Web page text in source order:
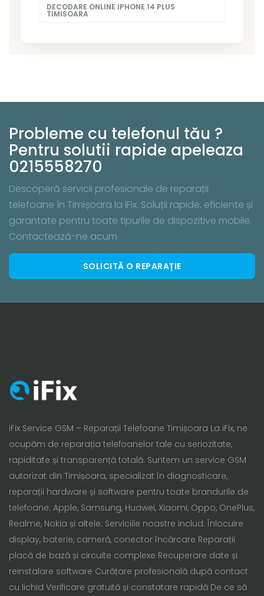
DECODARE ONLINE IPHONE 14 PLUS
TIMISOARA
Probleme cu telefonul tău ?
Pentru solutii rapide apeleaza
0215558270
Descoperă servicii profesionale de reparații
telefoane în Timișoara la iFix. Soluții rapide, eficiente și
garantate pentru toate tipurile de dispozitive mobile.
Contactează-ne acum
SOLICITĂ O REPARAȚIE
iFix Service GSM – Reparații Telefoane Timișoara La iFix, ne
ocupăm de reparația telefoanelor tale cu seriozitate,
rapiditate și transparență totală. Suntem un service GSM
autorizat din Timișoara, specializat în diagnosticare,
reparații hardware și software pentru toate brandurile de
telefoane: Apple, Samsung, Huawei, Xiaomi, Oppo, OnePlus,
Realme, Nokia și altele. Serviciile noastre includ: Înlocuire
display, baterie, cameră, conector încărcare Reparații
placă de bază și circuite complexe Recuperare date și
reinstalare software Curățare profesională după contact
cu lichid Verificare gratuită și constatare rapidă De ce să